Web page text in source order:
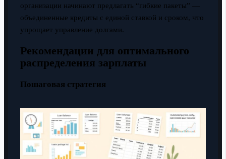
организации начинают предлагать “гибкие пакеты” —
объединенные кредиты с единой ставкой и сроком, что
упрощает управление долгами.
Рекомендации для оптимального
распределения зарплаты
Пошаговая стратегия